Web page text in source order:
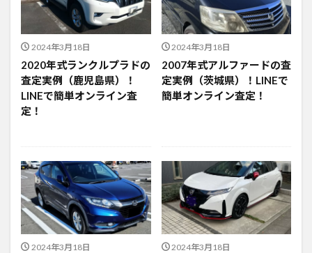
2024年3月18日
2020年式ランクルプラドの
査定実例（鹿児島県）！
LINEで簡単オンライン査
定！
2024年3月18日
2007年式アルファードの査
定実例（茨城県）！LINEで
簡単オンライン査定！
2024年3月18日
2024年3月18日